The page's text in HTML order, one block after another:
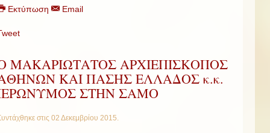
Εκτύπωση Email
ΜΑΚΑΡΙΩΤΑΤΟΣ ΑΡΧΙΕΠΙΣΚΟΠΟΣ
ΚΑΙ ΠΑΣΗΣ ΕΛΛΑΔΟΣ κ.κ.
ΣΤΗΝ ΣΑΜΟ
στις 02 Δεκεμβρίου 2015.